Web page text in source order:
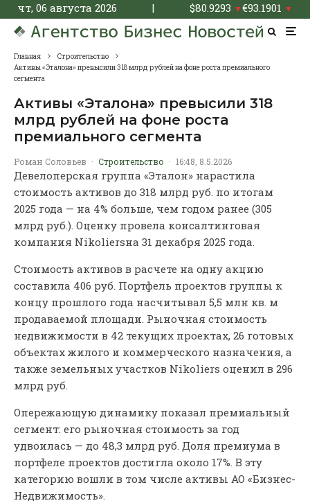
чт, 06 августа 2026 | $80.9293 ▼€93.1901 ▼
Главная
Строительство
Активы «Эталона» превысили 318 млрд рублей на фоне роста премиального
сегмента
Активы «Эталона» превысили 318
млрд рублей на фоне роста
премиального сегмента
Роман Соловьев · Строительство · 16:48, 8.5.2026
Девелоперская группа «Эталон» нарастила
стоимость активов до 318 млрд руб. по итогам
2025 года — на 4% больше, чем годом ранее (305
млрд руб.). Оценку провела консалтинговая
компания Nikoliersна 31 декабря 2025 года.
Стоимость активов в расчете на одну акцию
составила 406 руб. Портфель проектов группы к
концу прошлого года насчитывал 5,5 млн кв. м
продаваемой площади. Рыночная стоимость
недвижимости в 42 текущих проектах, 26 готовых
объектах жилого и коммерческого назначения, а
также земельных участков Nikoliers оценил в 296
млрд руб.
Опережающую динамику показал премиальный
сегмент: его рыночная стоимость за год
удвоилась — до 48,3 млрд руб. Доля премиума в
портфеле проектов достигла около 17%. В эту
категорию вошли в том числе активы АО «Бизнес-
Недвижимость».